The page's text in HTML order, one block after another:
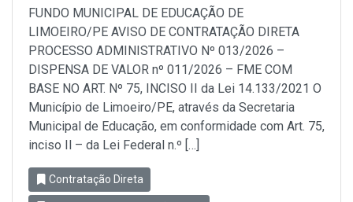
FUNDO MUNICIPAL DE EDUCAÇÃO DE
LIMOEIRO/PE AVISO DE CONTRATAÇÃO DIRETA
PROCESSO ADMINISTRATIVO Nº 013/2026 –
DISPENSA DE VALOR nº 011/2026 – FME COM
BASE NO ART. Nº 75, INCISO II da Lei 14.133/2021 O
Município de Limoeiro/PE, através da Secretaria
Municipal de Educação, em conformidade com Art. 75,
inciso Il – da Lei Federal n.º […]
Contratação Direta